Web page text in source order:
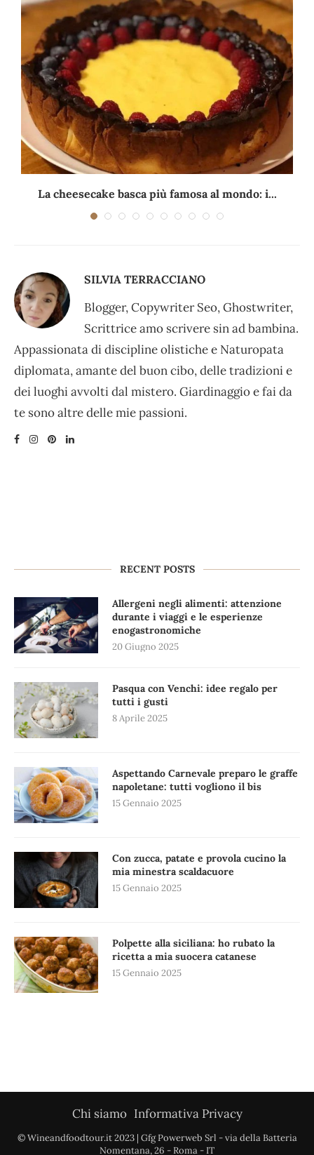
La cheesecake basca più famosa al mondo: i...
SILVIA TERRACCIANO
Blogger, Copywriter Seo, Ghostwriter,
Scrittrice amo scrivere sin ad bambina.
Appassionata di discipline olistiche e Naturopata
diplomata, amante del buon cibo, delle tradizioni e
dei luoghi avvolti dal mistero. Giardinaggio e fai da
te sono altre delle mie passioni.
RECENT POSTS
Allergeni negli alimenti: attenzione
durante i viaggi e le esperienze
enogastronomiche
20 Giugno 2025
Pasqua con Venchi: idee regalo per
tutti i gusti
8 Aprile 2025
Aspettando Carnevale preparo le graffe
napoletane: tutti vogliono il bis
15 Gennaio 2025
Con zucca, patate e provola cucino la
mia minestra scaldacuore
15 Gennaio 2025
Polpette alla siciliana: ho rubato la
ricetta a mia suocera catanese
15 Gennaio 2025
Chi siamo Informativa Privacy
© Wineandfoodtour.it 2023 | Gfg Powerweb Srl - via della Batteria
Nomentana, 26 - Roma - IT